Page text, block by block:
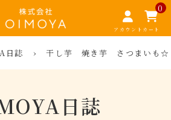
アカウント
0
カート
日誌 › 干し芋 焼き芋 さつまいも☆
日誌